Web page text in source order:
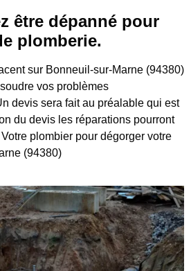
être dépanné pour
plomberie.
sur Bonneuil-sur-Marne (94380)
vos problèmes
devis sera fait au préalable qui est
du devis les réparations pourront
plombier pour dégorger votre
(94380)